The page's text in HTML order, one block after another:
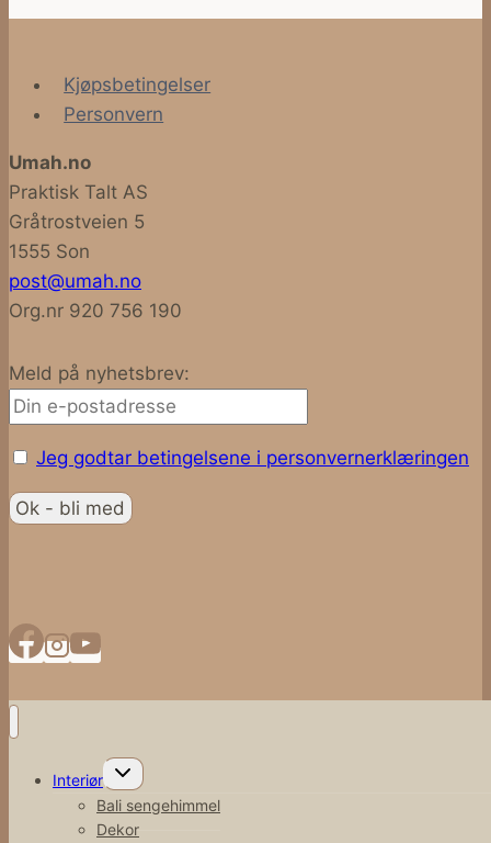
Kjøpsbetingelser
Personvern
Umah.no
Praktisk Talt AS
Gråtrostveien 5
1555 Son
post@umah.no
Org.nr 920 756 190
Meld på nyhetsbrev:
Jeg godtar betingelsene i personvernerklæringen
Interiør
Toggle
child
menu
Bali sengehimmel
Dekor